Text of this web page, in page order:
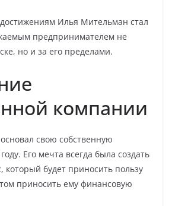
Илья Мительман стал
предпринимателем не
но и за его пределами.
компании
свою собственную
Его мечта всегда была создать
будет приносить пользу
приносить ему финансовую